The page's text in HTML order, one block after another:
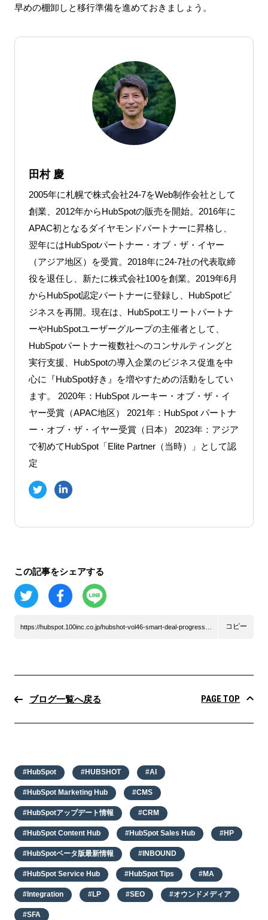
早めの棚卸しと移行準備を進めておきましょう。
田村 慶
2005年に札幌で株式会社24-7をWeb制作会社として
創業、2012年からHubSpotの販売を開始。2016年に
APAC初となるダイヤモンドパートナーに昇格し、
翌年にはHubSpotパートナー・オブ・ザ・イヤー
（アジア地区）を受賞。2018年に24-7社の代表取締
役を退任し、新たに株式会社100を創業。2019年6月
からHubSpot認定パートナーに登録し、HubSpotビ
ジネスを再開。現在は、HubSpotエリートパートナ
ーやHubSpotユーザーグループの主催者として、
HubSpotパートナー複数社へのコンサルティングと
実行支援、HubSpotの導入企業のビジネス促進を中
心に『HubSpot好き』を増やすための活動をしてい
ます。 2020年：HubSpot ルーキー・オブ・ザ・イ
ヤー受賞（APAC地区） 2021年：HubSpot パートナ
ー・オブ・ザ・イヤー受賞（日本） 2023年：アジア
で初めてHubSpot「Elite Partner（当時）」として認
定
この記事をシェアする
コピー
ブログ一覧へ戻る PAGE TOP
#HubSpot #HUBSHOT #AI
#HubSpot Marketing Hub #CMS
#HubSpotアップデート情報 #CRM
#HubSpot Content Hub #HubSpot Sales Hub #HP
#HubSpotベータ版最新情報 #INBOUND
#HubSpot Service Hub #HubSpot Tips #MA
#Integration #LP #SEO #オウンドメディア
#SFA